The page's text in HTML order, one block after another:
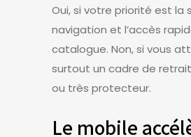
Oui, si votre priorité est la
navigation et l’accès
catalogue. Non, si vous
surtout un cadre de
ou très protecteur.
Le mobile